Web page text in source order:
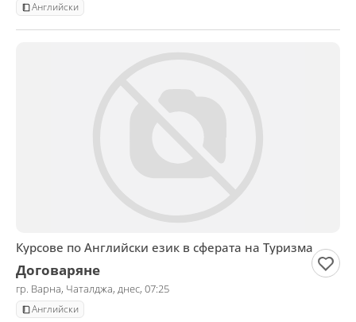
Английски
Курсове по Английски език в сферата на Туризма
Договаряне
гр. Варна, Чаталджа, днес, 07:25
Английски